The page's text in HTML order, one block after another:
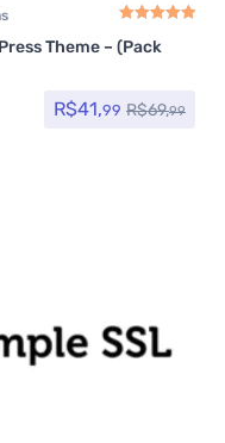
Avaliação
Theme – (Pack
R$41,99 R$69,99